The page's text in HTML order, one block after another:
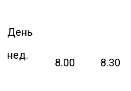
День
нед.
8.00 8.30